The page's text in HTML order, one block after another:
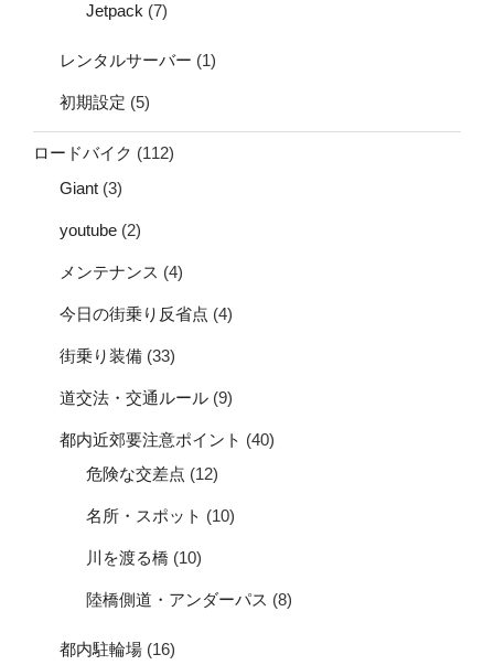
Jetpack (7)
レンタルサーバー (1)
初期設定 (5)
ロードバイク (112)
Giant (3)
youtube (2)
メンテナンス (4)
今日の街乗り反省点 (4)
街乗り装備 (33)
道交法・交通ルール (9)
都内近郊要注意ポイント (40)
危険な交差点 (12)
名所・スポット (10)
川を渡る橋 (10)
陸橋側道・アンダーパス (8)
都内駐輪場 (16)